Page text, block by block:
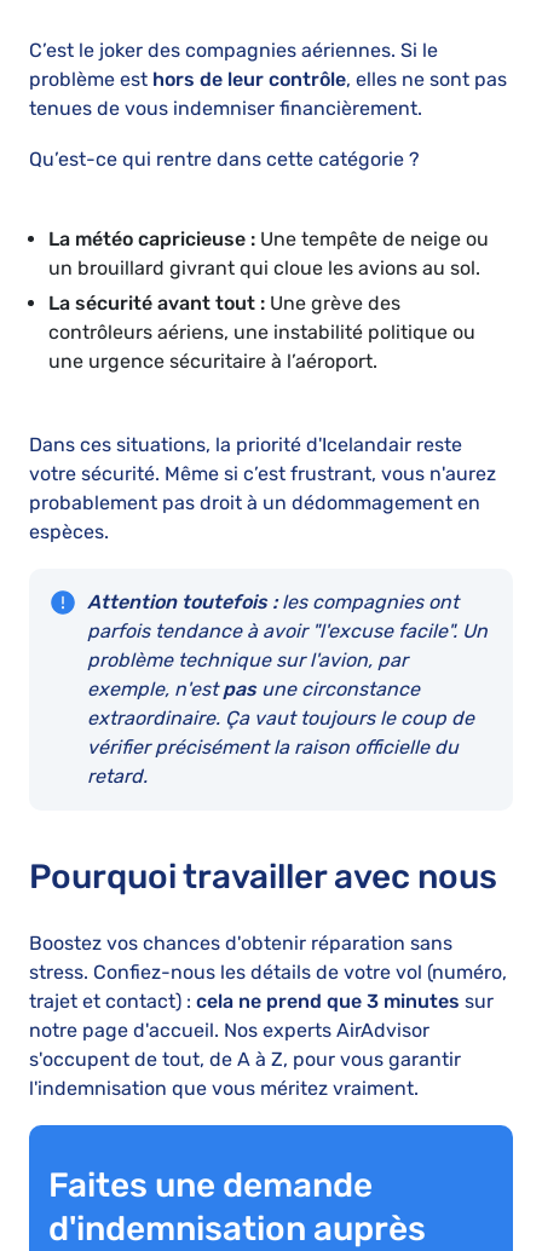
C’est le joker des compagnies aériennes. Si le
problème est hors de leur contrôle, elles ne sont pas
tenues de vous indemniser financièrement.
Qu’est-ce qui rentre dans cette catégorie ?
La météo capricieuse : Une tempête de neige ou
un brouillard givrant qui cloue les avions au sol.
La sécurité avant tout : Une grève des
contrôleurs aériens, une instabilité politique ou
une urgence sécuritaire à l’aéroport.
Dans ces situations, la priorité d'Icelandair reste
votre sécurité. Même si c’est frustrant, vous n'aurez
probablement pas droit à un dédommagement en
espèces.
Attention toutefois :les compagnies ont
parfois tendance à avoir "l'excuse facile". Un
problème technique sur l'avion, par
exemple, n'estpasune circonstance
extraordinaire. Ça vaut toujours le coup de
vérifier précisément la raison officielle du
retard.
Pourquoi travailler avec nous
Boostez vos chances d'obtenir réparation sans
stress. Confiez-nous les détails de votre vol (numéro,
trajet et contact) : cela ne prend que 3 minutes sur
notre page d'accueil. Nos experts AirAdvisor
s'occupent de tout, de A à Z, pour vous garantir
l'indemnisation que vous méritez vraiment.
Faites une demande
d'indemnisation auprès